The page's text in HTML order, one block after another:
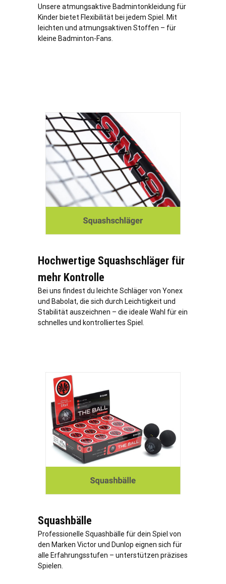
Unsere atmungsaktive Badmintonkleidung für
Kinder bietet Flexibilität bei jedem Spiel. Mit
leichten und atmungsaktiven Stoffen – für
kleine Badminton-Fans.
Hochwertige Squashschläger für
mehr Kontrolle
Bei uns findest du leichte Schläger von Yonex
und Babolat, die sich durch Leichtigkeit und
Stabilität auszeichnen – die ideale Wahl für ein
schnelles und kontrolliertes Spiel.
Squashbälle
Professionelle Squashbälle für dein Spiel von
den Marken Victor und Dunlop eignen sich für
alle Erfahrungsstufen – unterstützen präzises
Spielen.